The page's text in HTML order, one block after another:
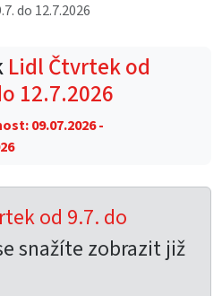
do 12.7.2026
Lidl Čtvrtek od
12.7.2026
09.07.2026 -
od 9.7. do
snažíte zobrazit již